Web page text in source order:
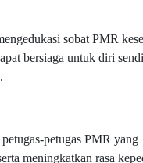
sobat PMR
bersiaga untuk diri
petugas PMR yang
meningkatkan rasa